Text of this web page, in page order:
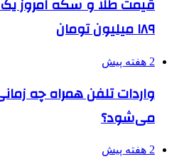
قیمت طلا و سکه امروز یک
۱۸۹ میلیون تومان
2 هفته پیش
واردات تلفن همراه چه
می‌شود؟
2 هفته پیش